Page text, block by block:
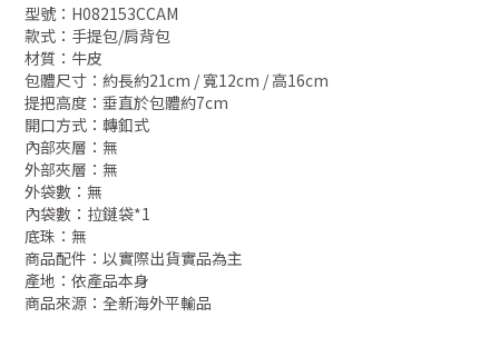
型號：H082153CCAM
款式：手提包/肩背包
材質：牛皮
包體尺寸：約長約21cm / 寬12cm / 高16cm
提把高度：垂直於包體約7cm
開口方式：轉釦式
內部夾層：無
外部夾層：無
外袋數：無
內袋數：拉鏈袋*1
底珠：無
商品配件：以實際出貨實品為主
產地：依產品本身
商品來源：全新海外平輸品